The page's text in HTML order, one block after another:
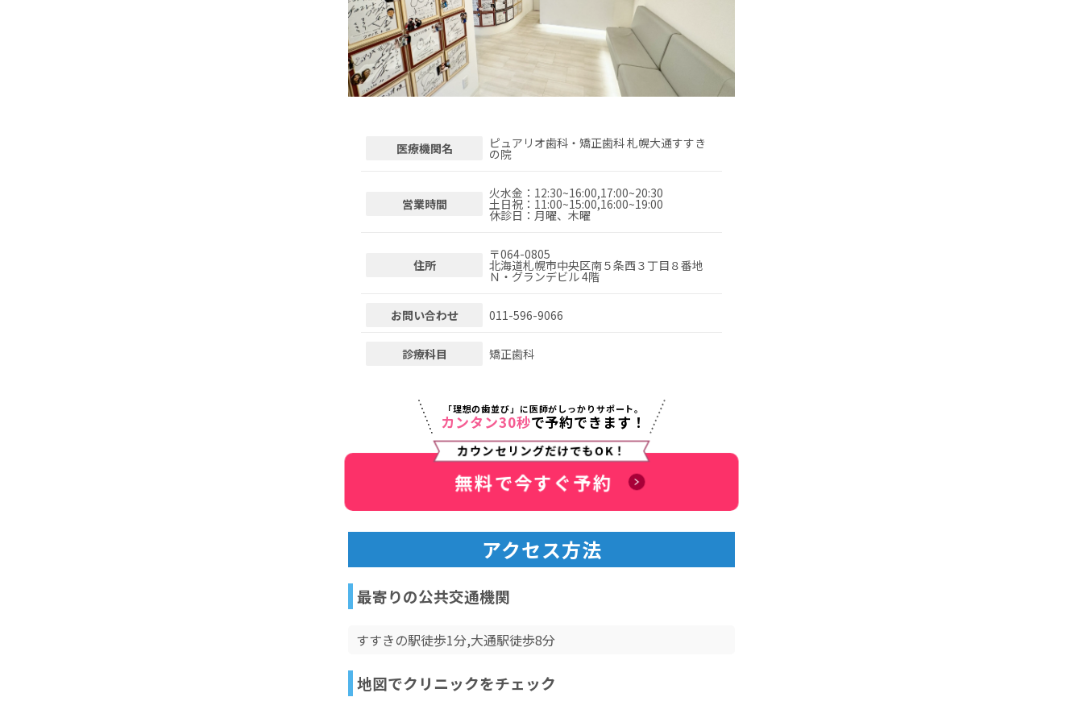
医療機関名 ピュアリオ歯科・矯正歯科 札幌大通すすき
の院
営業時間
火水金：12:30~16:00,17:00~20:30
土日祝：11:00~15:00,16:00~19:00
休診日：月曜、木曜
住所
〒064-0805
北海道札幌市中央区南５条西３丁目８番地
Ｎ・グランデビル 4階
お問い合わせ 011-596-9066
診療科目 矯正歯科
「理想の歯並び」に医師がしっかりサポート。
カンタン30秒で予約できます！
カウンセリングだけでもOK！
無料で今すぐ予約
アクセス方法
最寄りの公共交通機関
すすきの駅徒歩1分,大通駅徒歩8分
地図でクリニックをチェック